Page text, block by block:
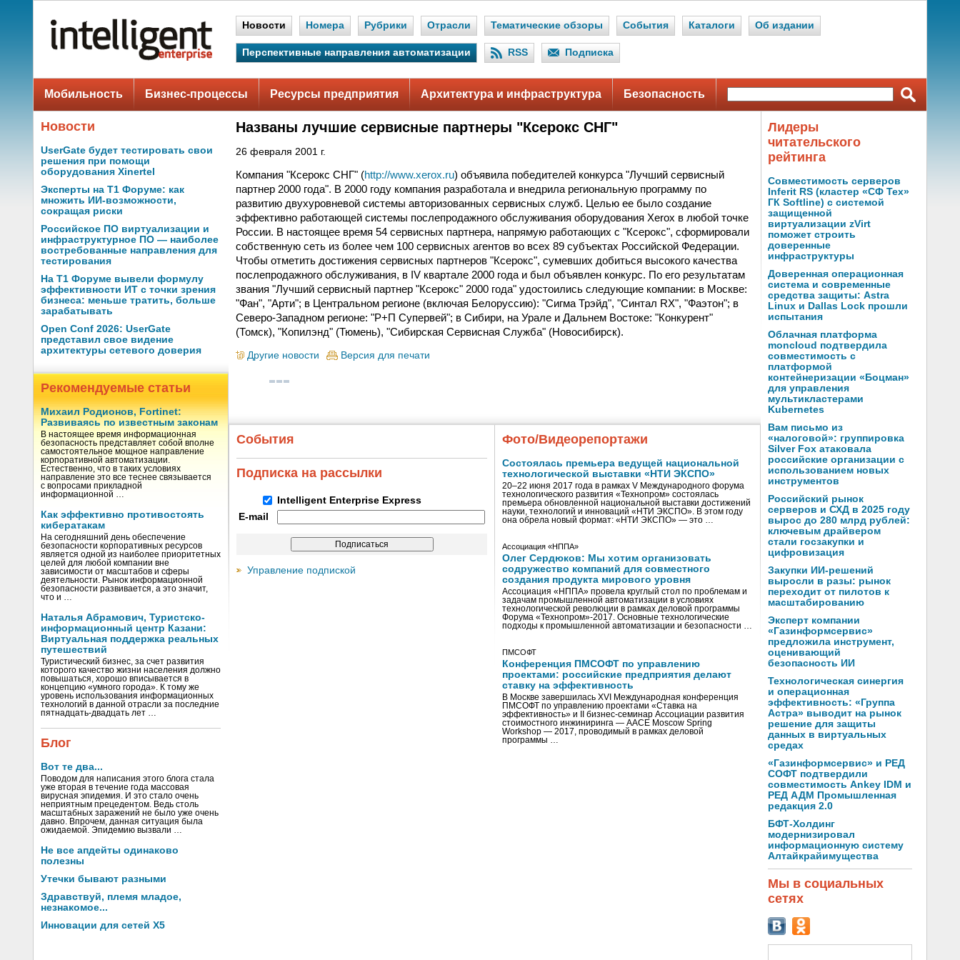
Новости Номера Рубрики Отрасли Тематические обзоры События Каталоги Об издании
Перспективные направления автоматизации RSS Подписка
Мобильность Бизнес-процессы Ресурсы предприятия Архитектура и инфраструктура Безопасность
Новости
UserGate будет тестировать свои
решения при помощи
оборудования Xinertel
Эксперты на Т1 Форуме: как
множить ИИ-возможности,
сокращая риски
Российское ПО виртуализации и
инфраструктурное ПО — наиболее
востребованные направления для
тестирования
На Т1 Форуме вывели формулу
эффективности ИТ с точки зрения
бизнеса: меньше тратить, больше
зарабатывать
Open Conf 2026: UserGate
представил свое видение
архитектуры сетевого доверия
Рекомендуемые статьи
Михаил Родионов, Fortinet:
Развиваясь по известным законам
В настоящее время информационная
безопасность представляет собой вполне
самостоятельное мощное направление
корпоративной автоматизации.
Естественно, что в таких условиях
направление это все теснее связывается
с вопросами прикладной
информационной …
Как эффективно противостоять
кибератакам
На сегодняшний день обеспечение
безопасности корпоративных ресурсов
является одной из наиболее приоритетных
целей для любой компании вне
зависимости от масштабов и сферы
деятельности. Рынок информационной
безопасности развивается, а это значит,
что и …
Наталья Абрамович, Туристско-
информационный центр Казани:
Виртуальная поддержка реальных
путешествий
Туристический бизнес, за счет развития
которого качество жизни населения должно
повышаться, хорошо вписывается в
концепцию «умного города». К тому же
уровень использования информационных
технологий в данной отрасли за последние
пятнадцать-двадцать лет …
Блог
Вот те два...
Поводом для написания этого блога стала
уже вторая в течение года массовая
вирусная эпидемия. И это стало очень
неприятным прецедентом. Ведь столь
масштабных заражений не было уже очень
давно. Впрочем, данная ситуация была
ожидаемой. Эпидемию вызвали …
Не все апдейты одинаково
полезны
Утечки бывают разными
Здравствуй, племя младое,
незнакомое...
Инновации для сетей X5
Названы лучшие сервисные партнеры "Ксерокс СНГ"
26 февраля 2001 г.
Компания "Ксерокс СНГ" (http://www.xerox.ru) объявила победителей конкурса "Лучший сервисный
партнер 2000 года". В 2000 году компания разработала и внедрила региональную программу по
развитию двухуровневой системы авторизованных сервисных служб. Целью ее было создание
эффективно работающей системы послепродажного обслуживания оборудования Xerox в любой точке
России. В настоящее время 54 сервисных партнера, напрямую работающих с "Ксерокс", сформировали
собственную сеть из более чем 100 сервисных агентов во всех 89 субъектах Российской Федерации.
Чтобы отметить достижения сервисных партнеров "Ксерокс", сумевших добиться высокого качества
послепродажного обслуживания, в IV квартале 2000 года и был объявлен конкурс. По его результатам
звания "Лучший сервисный партнер "Ксерокс" 2000 года" удостоились следующие компании: в Москве:
"Фан", "Арти"; в Центральном регионе (включая Белоруссию): "Сигма Трэйд", "Синтал RX", "Фаэтон"; в
Северо-Западном регионе: "Р+П Супервей"; в Сибири, на Урале и Дальнем Востоке: "Конкурент"
(Томск), "Копилэнд" (Тюмень), "Сибирская Сервисная Служба" (Новосибирск).
Другие новости Версия для печати
События
Подписка на рассылки
Intelligent Enterprise Express
E-mail
Управление подпиской
Фото/Видеорепортажи
Состоялась премьера ведущей национальной
технологической выставки «НТИ ЭКСПО»
20–22 июня 2017 года в рамках V Международного форума
технологического развития «Технопром» состоялась
премьера обновленной национальной выставки достижений
науки, технологий и инноваций «НТИ ЭКСПО». В этом году
она обрела новый формат: «НТИ ЭКСПО» — это …
Ассоциация «НППА»
Олег Сердюков: Мы хотим организовать
содружество компаний для совместного
создания продукта мирового уровня
Ассоциация «НППА» провела круглый стол по проблемам и
задачам промышленной автоматизации в условиях
технологической революции в рамках деловой программы
Форума «Технопром»-2017. Основные технологические
подходы к промышленной автоматизации и безопасности …
ПМСОФТ
Конференция ПМСОФТ по управлению
проектами: российские предприятия делают
ставку на эффективность
В Москве завершилась XVI Международная конференция
ПМСОФТ по управлению проектами «Ставка на
эффективность» и II бизнес-семинар Ассоциации развития
стоимостного инжиниринга — AACE Moscow Spring
Workshop — 2017, проводимый в рамках деловой
программы …
Лидеры
читательского
рейтинга
Совместимость серверов
Inferit RS (кластер «СФ Тех»
ГК Softline) с системой
защищенной
виртуализации zVirt
поможет строить
доверенные
инфраструктуры
Доверенная операционная
система и современные
средства защиты: Astra
Linux и Dallas Lock прошли
испытания
Облачная платформа
moncloud подтвердила
совместимость с
платформой
контейнеризации «Боцман»
для управления
мультикластерами
Kubernetes
Вам письмо из
«налоговой»: группировка
Silver Fox атаковала
российские организации с
использованием новых
инструментов
Российский рынок
серверов и СХД в 2025 году
вырос до 280 млрд рублей:
ключевым драйвером
стали госзакупки и
цифровизация
Закупки ИИ-решений
выросли в разы: рынок
переходит от пилотов к
масштабированию
Эксперт компании
«Газинформсервис»
предложила инструмент,
оценивающий
безопасность ИИ
Технологическая синергия
и операционная
эффективность: «Группа
Астра» выводит на рынок
решение для защиты
данных в виртуальных
средах
«Газинформсервис» и РЕД
СОФТ подтвердили
совместимость Ankey IDM и
РЕД АДМ Промышленная
редакция 2.0
БФТ-Холдинг
модернизировал
информационную систему
Алтайкрайимущества
Мы в социальных
сетях